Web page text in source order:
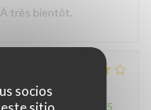
socios
très bientôt.
/5 Calidad / Precio /5